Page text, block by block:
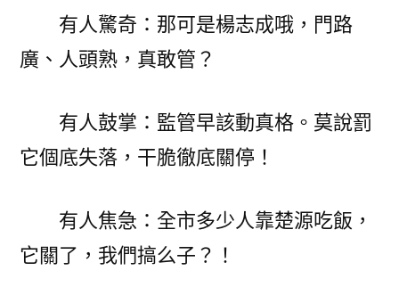
有人驚奇：那可是楊志成哦，門路
廣、人頭熟，真敢管？
有人鼓掌：監管早該動真格。莫說罰
它個底失落，干脆徹底關停！
有人焦急：全市多少人靠楚源吃飯，
它關了，我們搞么子？！